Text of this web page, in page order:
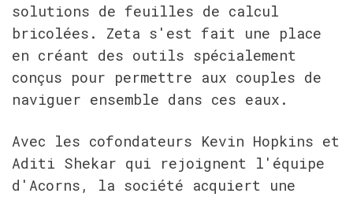
solutions de feuilles de calcul
bricolées. Zeta s'est fait une place
en créant des outils spécialement
conçus pour permettre aux couples de
naviguer ensemble dans ces eaux.
Avec les cofondateurs Kevin Hopkins et
Aditi Shekar qui rejoignent l'équipe
d'Acorns, la société acquiert une